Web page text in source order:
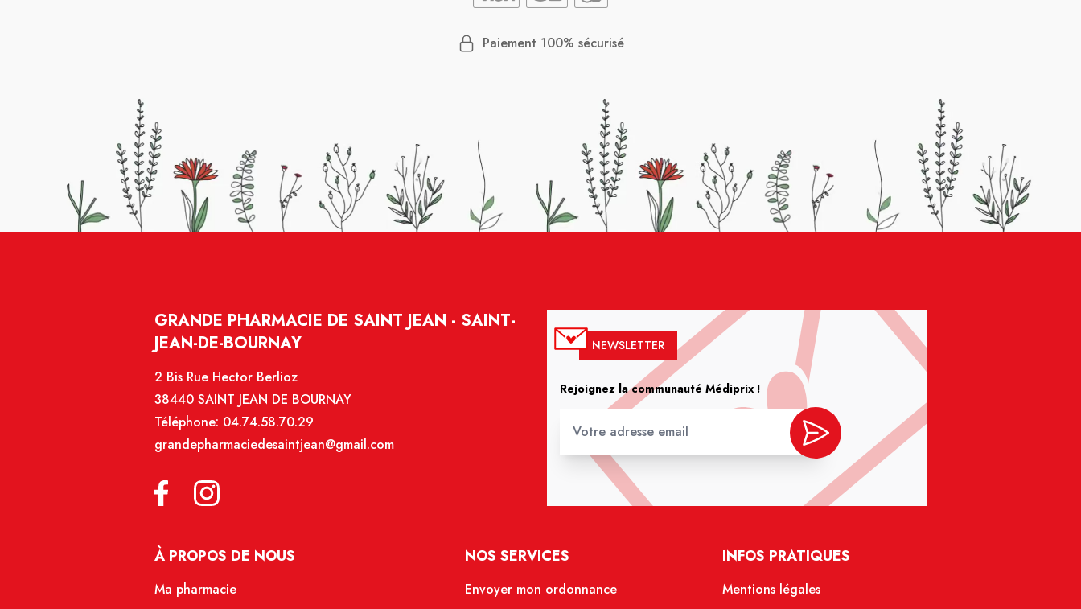
Paiement 100% sécurisé
GRANDE PHARMACIE DE SAINT JEAN - SAINT-
JEAN-DE-BOURNAY
2 Bis Rue Hector Berlioz
38440 SAINT JEAN DE BOURNAY
Téléphone: 04.74.58.70.29
grandepharmaciedesaintjean@gmail.com
NEWSLETTER
Rejoignez la communauté Médiprix !
À PROPOS DE NOUS
Ma pharmacie
NOS SERVICES
Envoyer mon ordonnance
INFOS PRATIQUES
Mentions légales